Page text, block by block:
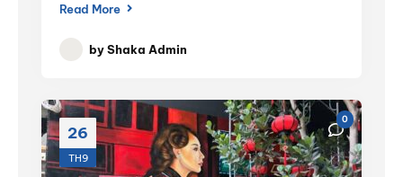
Read More
by Shaka Admin
26
TH9
0